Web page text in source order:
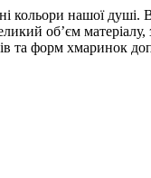
кольори нашої душі.
об’єм
та форм хмаринок